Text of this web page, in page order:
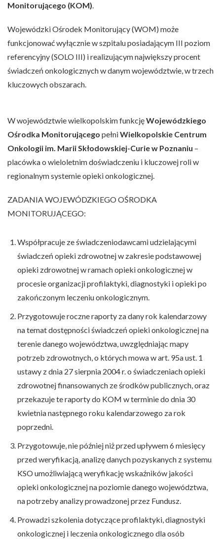
Monitorującego (KOM).
Wojewódzki Ośrodek Monitorujący (WOM) może
funkcjonować wyłącznie w szpitalu posiadającym III poziom
referencyjny (SOLO III) i realizującym największy procent
świadczeń onkologicznych w danym województwie, w trzech
kluczowych obszarach.
W województwie wielkopolskim funkcjęWojewódzkiego
Ośrodka Monitorującego pełniWielkopolskie Centrum
Onkologii im. Marii Skłodowskiej-Curie w Poznaniu –
placówka o wieloletnim doświadczeniu i kluczowej roli w
regionalnym systemie opieki onkologicznej.
ZADANIA WOJEWÓDZKIEGO OŚRODKA
MONITORUJĄCEGO:
Współpracuje ze świadczeniodawcami udzielającymi
świadczeń opieki zdrowotnej w zakresie podstawowej
opieki zdrowotnej w ramach opieki onkologicznej w
procesie organizacji profilaktyki, diagnostyki i opieki po
zakończonym leczeniu onkologicznym.
Przygotowuje roczne raporty za dany rok kalendarzowy
na temat dostępności świadczeń opieki onkologicznej na
terenie danego województwa, uwzględniając mapy
potrzeb zdrowotnych, o których mowa w art. 95a ust. 1
ustawy z dnia 27 sierpnia 2004 r. o świadczeniach opieki
zdrowotnej finansowanych ze środków publicznych, oraz
przekazuje te raporty do KOM w terminie do dnia 30
kwietnia następnego roku kalendarzowego za rok
poprzedni.
Przygotowuje, nie później niż przed upływem 6 miesięcy
przed weryfikacją, analizę danych pozyskanych z systemu
KSO umożliwiającą weryfikację wskaźników jakości
opieki onkologicznej na poziomie danego województwa,
na potrzeby analizy prowadzonej przez Fundusz.
Prowadzi szkolenia dotyczące profilaktyki, diagnostyki
onkologicznej i leczenia onkologicznego dla osób